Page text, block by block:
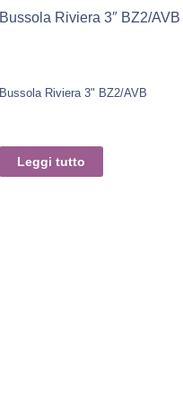
Bussola Riviera 3″ BZ2/AVB
Bussola Riviera 3" BZ2/AVB
Leggi tutto